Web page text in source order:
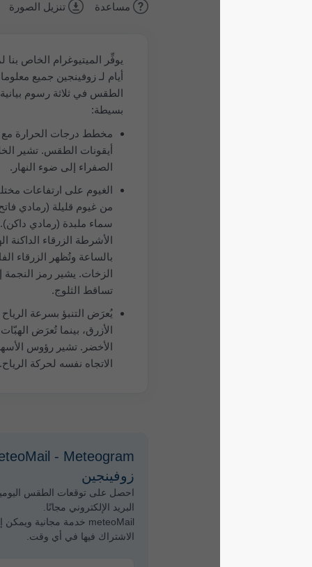
تنزيل الصورة
يوفِّر الميتيوغرام الخاص بنا لمدة 5
أيام لـ زوفينجين جميع معلومات
الطقس في ثلاثة رسوم بيانية
مخطط درجات الحرارة مع
أيقونات الطقس. تشير الخلفية
الصفراء إلى ضوء النهار.
الغيوم على ارتفاعات مختلفة:
من غيوم قليلة (رمادي فاتح) إلى
سماء ملبدة (رمادي داكن). تُظهر
الأشرطة الزرقاء الداكنة الهطول
بالساعة وتُظهر الزرقاء الفاتحة
الزخات. يشير رمز النجمة إلى
يُعرَض التنبؤ بسرعة الرياح باللون
الأزرق، بينما تُعرَض الهبّات باللون
الأخضر. تشير رؤوس الأسهم إلى
الاتجاه نفسه لحركة الرياح.
meteoMail - Meteogram لـ
احصل على توقعات الطقس اليومية عبر
meteoMail خدمة مجانية ويمكن إلغاء
الاشتراك فيها في أي وقت.